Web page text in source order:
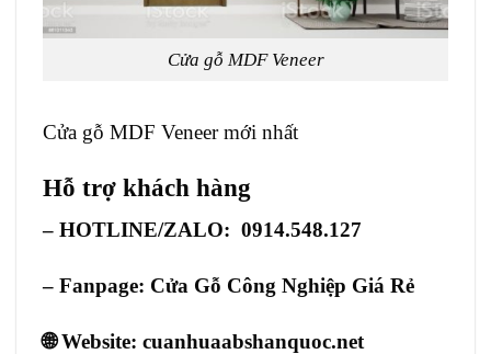
Cửa gỗ MDF Veneer
Cửa gỗ MDF Veneer mới nhất
Hỗ trợ khách hàng
– HOTLINE/ZALO: 0914.548.127
– Fanpage: Cửa Gỗ Công Nghiệp Giá Rẻ
🌐 Website: cuanhuaabshanquoc.net